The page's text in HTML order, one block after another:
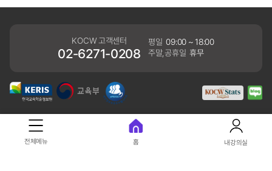
KOCW 고객센터
02-6271-0208
평일 09:00 ~ 18:00
주말,공휴일 휴무
개인정보처리방침
41061 대구광역시 동구 동내로 64 (동내동 1119) 우)41061
전체메뉴 홈 내강의실